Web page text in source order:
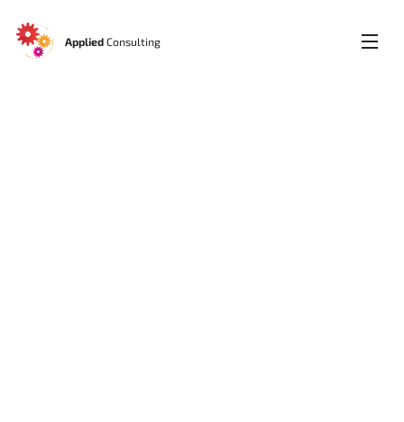
Applied Consulting